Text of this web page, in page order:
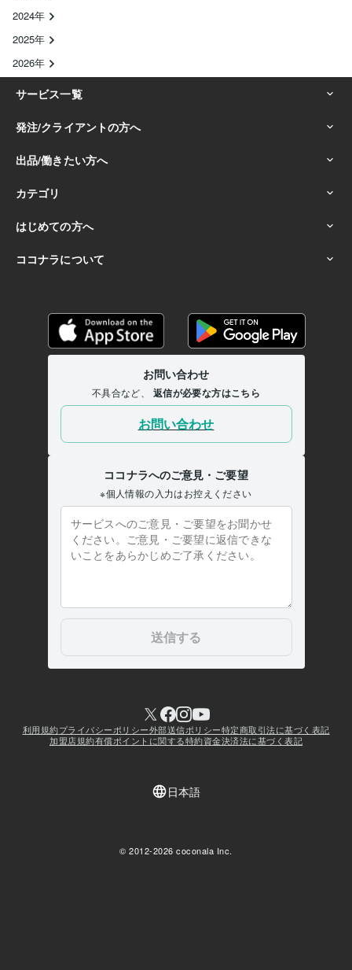
2024年
2025年
2026年